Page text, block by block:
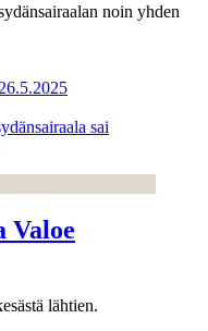
noin yhden
26.5.2025
sai
Valoe
lähtien.